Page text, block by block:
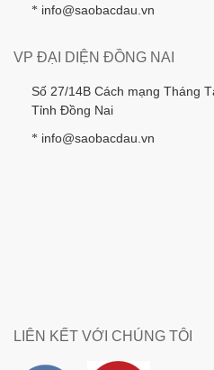
* info@saobacdau.vn
VP ĐẠI DIỆN ĐỒNG NAI
Số 27/14B Cách mạng Tháng
Tỉnh Đồng Nai
* info@saobacdau.vn
LIÊN KẾT VỚI CHÚNG TÔI